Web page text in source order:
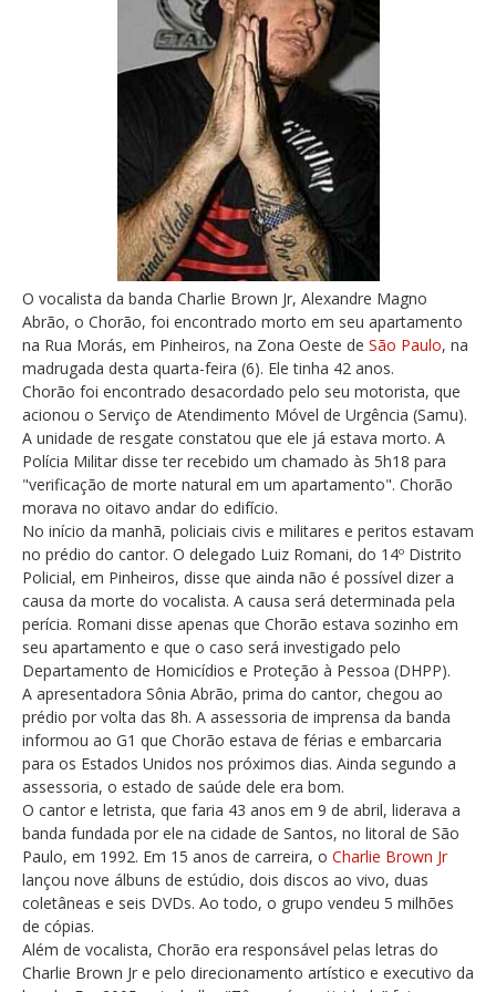
O vocalista da banda Charlie Brown Jr, Alexandre Magno
Abrão, o Chorão, foi encontrado morto em seu apartamento
na Rua Morás, em Pinheiros, na Zona Oeste de São Paulo, na
madrugada desta quarta-feira (6). Ele tinha 42 anos.
Chorão foi encontrado desacordado pelo seu motorista, que
acionou o Serviço de Atendimento Móvel de Urgência (Samu).
A unidade de resgate constatou que ele já estava morto. A
Polícia Militar disse ter recebido um chamado às 5h18 para
"verificação de morte natural em um apartamento". Chorão
morava no oitavo andar do edifício.
No início da manhã, policiais civis e militares e peritos estavam
no prédio do cantor. O delegado Luiz Romani, do 14º Distrito
Policial, em Pinheiros, disse que ainda não é possível dizer a
causa da morte do vocalista. A causa será determinada pela
perícia. Romani disse apenas que Chorão estava sozinho em
seu apartamento e que o caso será investigado pelo
Departamento de Homicídios e Proteção à Pessoa (DHPP).
A apresentadora Sônia Abrão, prima do cantor, chegou ao
prédio por volta das 8h. A assessoria de imprensa da banda
informou ao G1 que Chorão estava de férias e embarcaria
para os Estados Unidos nos próximos dias. Ainda segundo a
assessoria, o estado de saúde dele era bom.
O cantor e letrista, que faria 43 anos em 9 de abril, liderava a
banda fundada por ele na cidade de Santos, no litoral de São
Paulo, em 1992. Em 15 anos de carreira, o Charlie Brown Jr
lançou nove álbuns de estúdio, dois discos ao vivo, duas
coletâneas e seis DVDs. Ao todo, o grupo vendeu 5 milhões
de cópias.
Além de vocalista, Chorão era responsável pelas letras do
Charlie Brown Jr e pelo direcionamento artístico e executivo da